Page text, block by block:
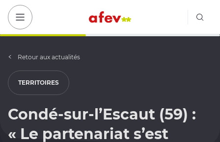
Bouton menu mobile
Retour aux actualités
TERRITOIRES
Condé-sur-l’Escaut (59) :
« Le partenariat s’est